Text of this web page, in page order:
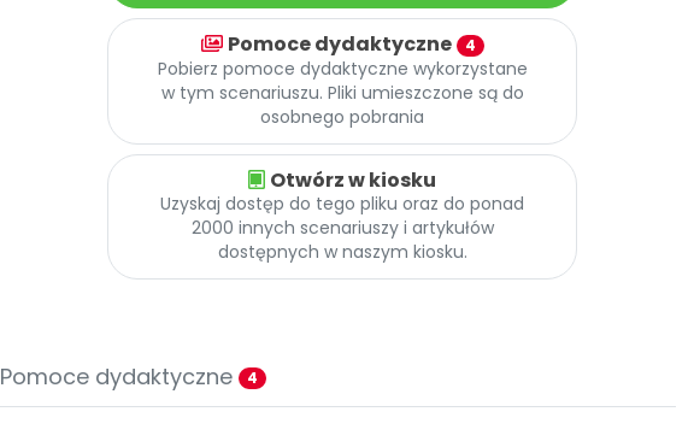
Pomoce dydaktyczne 4
Pobierz pomoce dydaktyczne wykorzystane
w tym scenariuszu. Pliki umieszczone są do
osobnego pobrania
Otwórz w kiosku
Uzyskaj dostęp do tego pliku oraz do ponad
2000 innych scenariuszy i artykułów
dostępnych w naszym kiosku.
Pomoce dydaktyczne 4